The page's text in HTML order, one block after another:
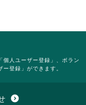
個人ユーザー登録」、ボラン
登録」ができます。
expand_circle_down